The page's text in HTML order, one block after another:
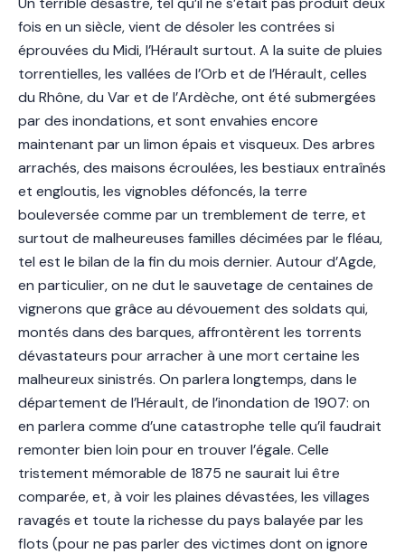
fois en un siècle, vient de désoler les contrées si
éprouvées du Midi, l’Hérault surtout. A la suite de pluies
torrentielles, les vallées de l’Orb et de l’Hérault, celles
du Rhône, du Var et de l’Ardèche, ont été submergées
par des inondations, et sont envahies encore
maintenant par un limon épais et visqueux. Des arbres
arrachés, des maisons écroulées, les bestiaux entraînés
et engloutis, les vignobles défoncés, la terre
bouleversée comme par un tremblement de terre, et
surtout de malheureuses familles décimées par le fléau,
tel est le bilan de la fin du mois dernier. Autour d’Agde,
en particulier, on ne dut le sauvetage de centaines de
vignerons que grâce au dévouement des soldats qui,
montés dans des barques, affrontèrent les torrents
dévastateurs pour arracher à une mort certaine les
malheureux sinistrés. On parlera longtemps, dans le
département de l’Hérault, de l’inondation de 1907: on
en parlera comme d’une catastrophe telle qu’il faudrait
remonter bien loin pour en trouver l’égale. Celle
tristement mémorable de 1875 ne saurait lui être
comparée, et, à voir les plaines dévastées, les villages
ravagés et toute la richesse du pays balayée par les
flots (pour ne pas parler des victimes dont on ignore